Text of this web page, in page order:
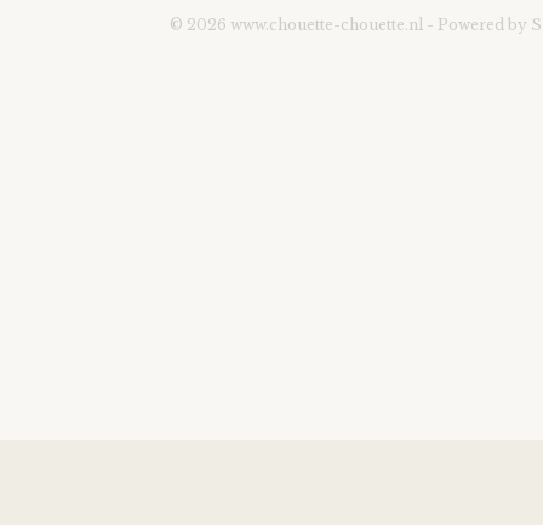
© 2026 www.chouette-chouette.nl - Powered by